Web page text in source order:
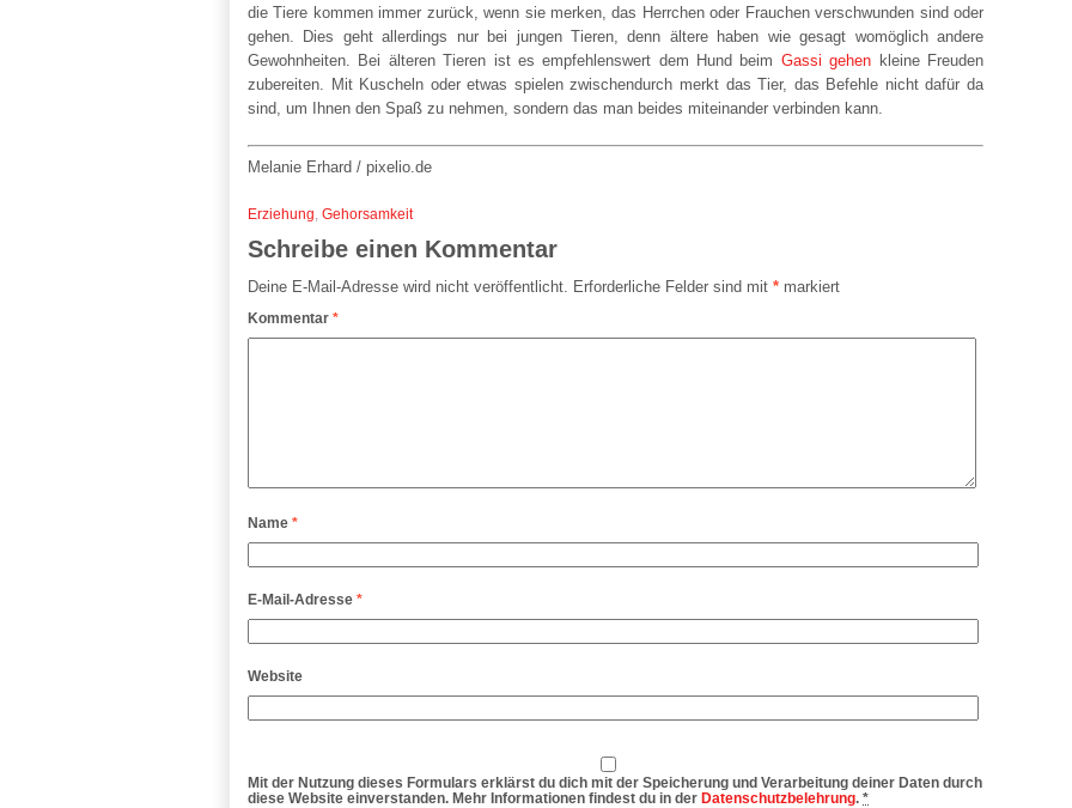
die Tiere kommen immer zurück, wenn sie merken, das Herrchen oder Frauchen verschwunden sind oder
gehen. Dies geht allerdings nur bei jungen Tieren, denn ältere haben wie gesagt womöglich andere
Gewohnheiten. Bei älteren Tieren ist es empfehlenswert dem Hund beim Gassi gehen kleine Freuden
zubereiten. Mit Kuscheln oder etwas spielen zwischendurch merkt das Tier, das Befehle nicht dafür da
sind, um Ihnen den Spaß zu nehmen, sondern das man beides miteinander verbinden kann.
Melanie Erhard / pixelio.de
Erziehung Gehorsamkeit
Schreibe einen Kommentar
Deine E-Mail-Adresse wird nicht veröffentlicht. Erforderliche Felder sind mit * markiert
Kommentar *
Name *
E-Mail-Adresse *
Website
Mit der Nutzung dieses Formulars erklärst du dich mit der Speicherung und Verarbeitung deiner Daten durch
diese Website einverstanden. Mehr Informationen findest du in der Datenschutzbelehrung. *